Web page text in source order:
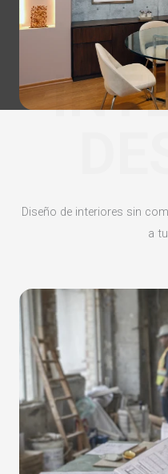
Diseño de interiores sin
a